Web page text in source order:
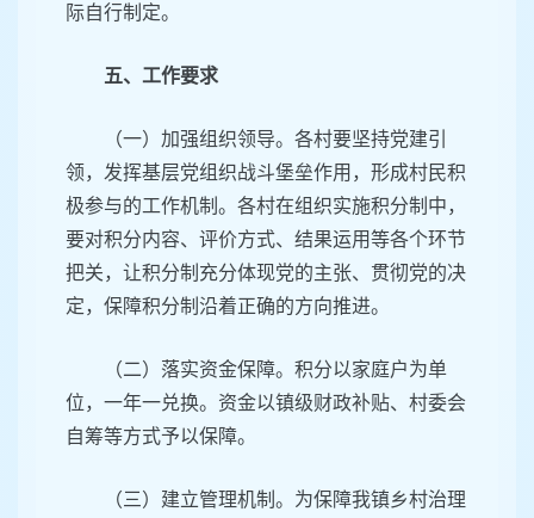
际自行制定。
五、工作要求
（一）加强组织领导。各村要坚持党建引
领，发挥基层党组织战斗堡垒作用，形成村民积
极参与的工作机制。各村在组织实施积分制中，
要对积分内容、评价方式、结果运用等各个环节
把关，让积分制充分体现党的主张、贯彻党的决
定，保障积分制沿着正确的方向推进。
（二）落实资金保障。积分以家庭户为单
位，一年一兑换。资金以镇级财政补贴、村委会
自筹等方式予以保障。
（三）建立管理机制。为保障我镇乡村治理